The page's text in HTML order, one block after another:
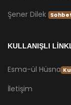
Şener Dilek
KULLANIŞLI
Esma-ül Hüsna
İletişim